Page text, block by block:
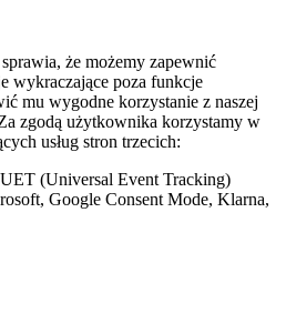
że możemy zapewnić
wykraczające poza funkcje
mu wygodne korzystanie z naszej
zgodą użytkownika korzystamy w
usług stron trzecich:
(Universal Event Tracking)
Google Consent Mode, Klarna,